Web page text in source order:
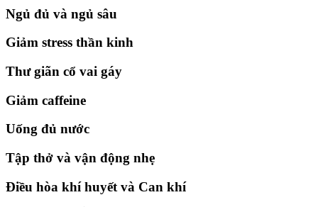
Ngủ đủ và ngủ sâu
Giảm stress thần kinh
Thư giãn cổ vai gáy
Giảm caffeine
Uống đủ nước
Tập thở và vận động nhẹ
Điều hòa khí huyết và Can khí